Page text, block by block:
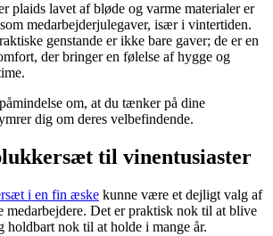
plaids lavet af bløde og varme materialer er
medarbejderjulegaver, især i vintertiden.
genstande er ikke bare gaver; de er en
der bringer en følelse af hygge og
om, at du tænker på dine
dig om deres velbefindende.
til vinentusiaster
i en fin æske kunne være et dejligt valg af
medarbejdere. Det er praktisk nok til at blive
holdbart nok til at holde i mange år.